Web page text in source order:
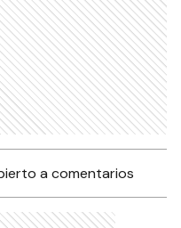
a comentarios